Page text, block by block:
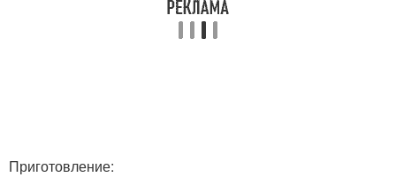
Приготовление: